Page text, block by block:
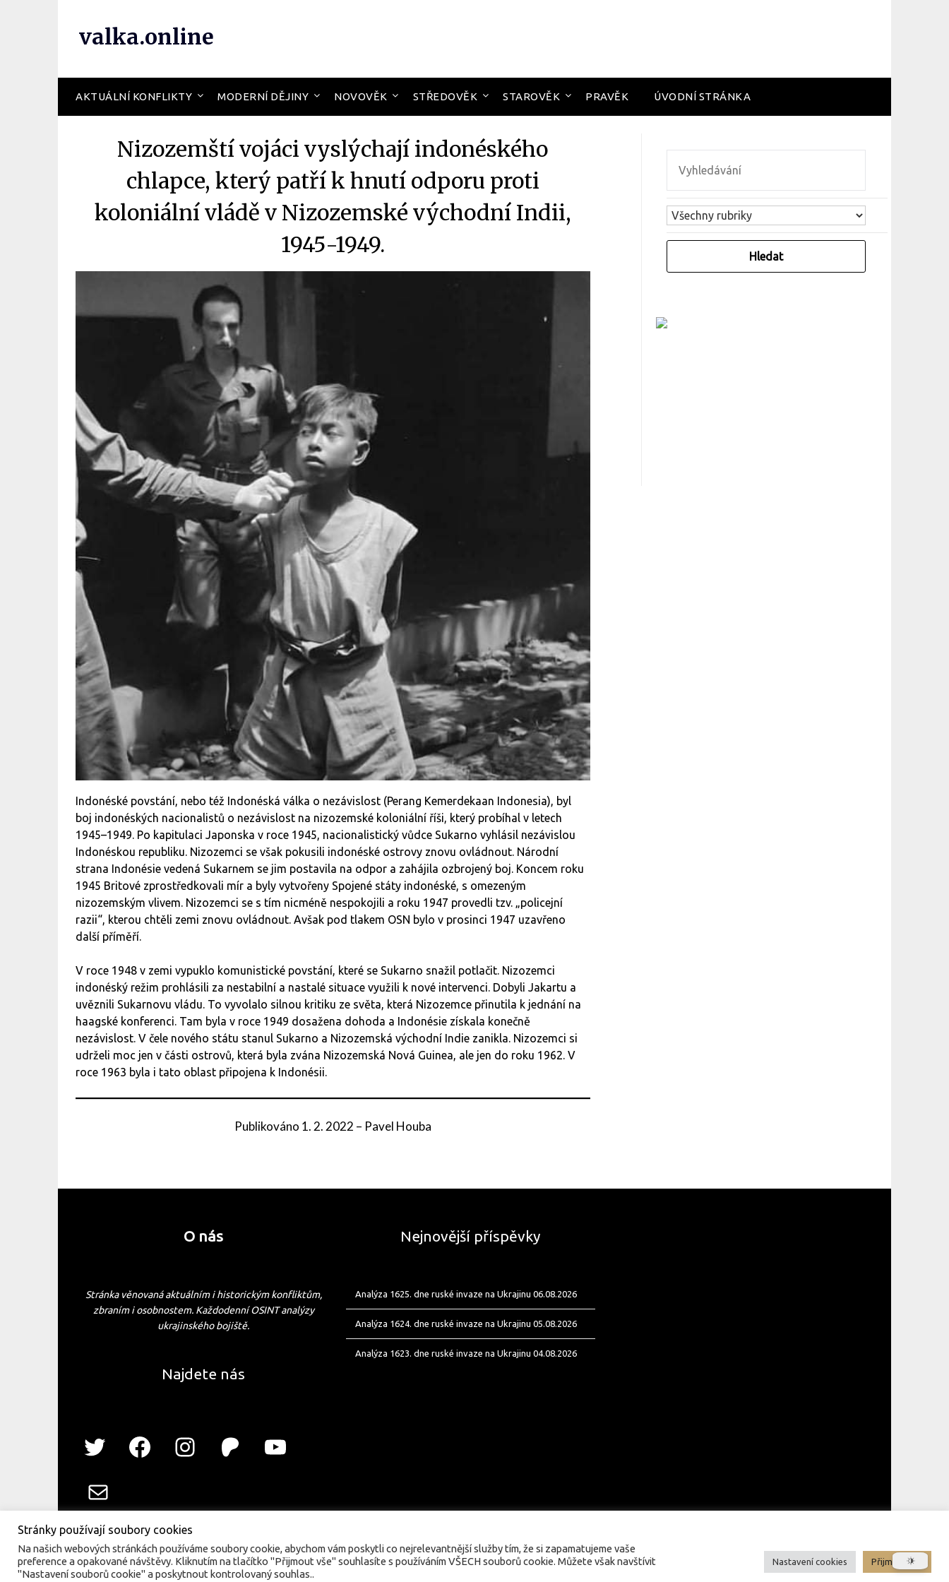
valka.online
AKTUÁLNÍ KONFLIKTY MODERNÍ DĚJINY NOVOVĚK STŘEDOVĚK STAROVĚK PRAVĚK ÚVODNÍ STRÁNKA
Nizozemští vojáci vyslýchají indonéského
chlapce, který patří k hnutí odporu proti
koloniální vládě v Nizozemské východní Indii,
1945-1949.
Indonéské povstání, nebo též Indonéská válka o nezávislost (Perang Kemerdekaan Indonesia), byl
boj indonéských nacionalistů o nezávislost na nizozemské koloniální říši, který probíhal v letech
1945–1949. Po kapitulaci Japonska v roce 1945, nacionalistický vůdce Sukarno vyhlásil nezávislou
Indonéskou republiku. Nizozemci se však pokusili indonéské ostrovy znovu ovládnout. Národní
strana Indonésie vedená Sukarnem se jim postavila na odpor a zahájila ozbrojený boj. Koncem roku
1945 Britové zprostředkovali mír a byly vytvořeny Spojené státy indonéské, s omezeným
nizozemským vlivem. Nizozemci se s tím nicméně nespokojili a roku 1947 provedli tzv. „policejní
razii“, kterou chtěli zemi znovu ovládnout. Avšak pod tlakem OSN bylo v prosinci 1947 uzavřeno
další příměří.
V roce 1948 v zemi vypuklo komunistické povstání, které se Sukarno snažil potlačit. Nizozemci
indonéský režim prohlásili za nestabilní a nastalé situace využili k nové intervenci. Dobyli Jakartu a
uvěznili Sukarnovu vládu. To vyvolalo silnou kritiku ze světa, která Nizozemce přinutila k jednání na
haagské konferenci. Tam byla v roce 1949 dosažena dohoda a Indonésie získala konečně
nezávislost. V čele nového státu stanul Sukarno a Nizozemská východní Indie zanikla. Nizozemci si
udrželi moc jen v části ostrovů, která byla zvána Nizozemská Nová Guinea, ale jen do roku 1962. V
roce 1963 byla i tato oblast připojena k Indonésii.
Publikováno 1. 2. 2022 – Pavel Houba
O nás
Stránka věnovaná aktuálním i historickým konfliktům,
zbraním i osobnostem. Každodenní OSINT analýzy
ukrajinského bojiště.
Najdete nás
Nejnovější příspěvky
Analýza 1625. dne ruské invaze na Ukrajinu 06.08.2026
Analýza 1624. dne ruské invaze na Ukrajinu 05.08.2026
Analýza 1623. dne ruské invaze na Ukrajinu 04.08.2026
© valka.online | Vydavatel: Jan Tofl, Plzeň | ISSN 3029-6420
Stránky používají soubory cookies
Na našich webových stránkách používáme soubory cookie, abychom vám poskytli co nejrelevantnější služby tím, že si zapamatujeme vaše
preference a opakované návštěvy. Kliknutím na tlačítko "Přijmout vše" souhlasíte s používáním VŠECH souborů cookie. Můžete však navštívit
"Nastavení souborů cookie" a poskytnout kontrolovaný souhlas..
Nastavení cookies Přijmout vše